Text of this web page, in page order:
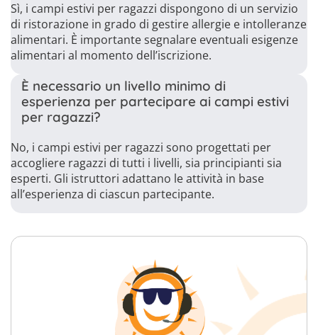
Sì, i campi estivi per ragazzi dispongono di un servizio
di ristorazione in grado di gestire allergie e intolleranze
alimentari. È importante segnalare eventuali esigenze
alimentari al momento dell’iscrizione.
È necessario un livello minimo di
esperienza per partecipare ai campi estivi
per ragazzi?
No, i campi estivi per ragazzi sono progettati per
accogliere ragazzi di tutti i livelli, sia principianti sia
esperti. Gli istruttori adattano le attività in base
all’esperienza di ciascun partecipante.